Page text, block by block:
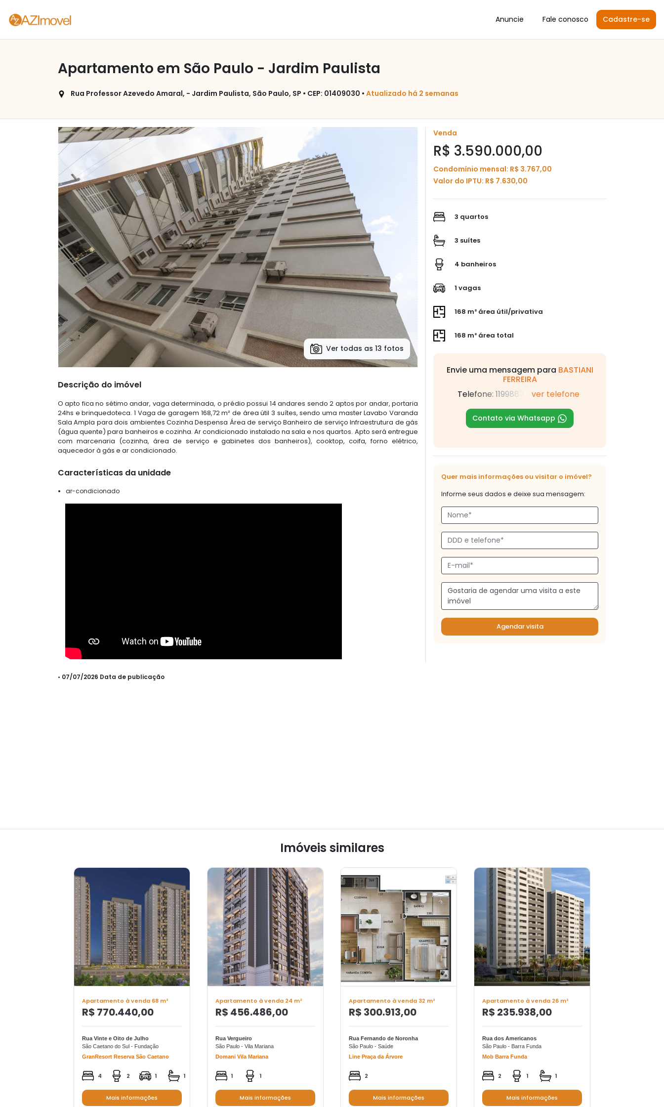
Anuncie Fale conosco Cadastre-se
Apartamento em São Paulo - Jardim Paulista
Rua Professor Azevedo Amaral, - Jardim Paulista, São Paulo, SP • CEP: 01409030 • Atualizado há 2 semanas
Ver todas as 13 fotos
Descrição do imóvel
O apto fica no sétimo andar, vaga determinada, o prédio possui 14 andares sendo 2 aptos por andar, portaria
24hs e brinquedoteca. 1 Vaga de garagem 168,72 m² de área útil 3 suítes, sendo uma master Lavabo Varanda
Sala Ampla para dois ambientes Cozinha Despensa Área de serviço Banheiro de serviço Infraestrutura de gás
(água quente) para banheiros e cozinha. Ar condicionado instalado na sala e nos quartos. Apto será entregue
com marcenaria (cozinha, área de serviço e gabinetes dos banheiros), cooktop, coifa, forno elétrico,
aquecedor à gás e ar condicionado.
Características da unidade
ar-condicionado
Venda
R$ 3.590.000,00
Condomínio mensal: R$ 3.767,00
Valor do IPTU: R$ 7.630,00
3 quartos
3 suítes
4 banheiros
1 vagas
168 m² área útil/privativa
168 m² área total
Envie uma mensagem para BASTIANI
FERREIRA
Telefone: 11998871
ver telefone
Contato via Whatsapp
Quer mais informações ou visitar o imóvel?
Informe seus dados e deixe sua mensagem:
Agendar visita
• 07/07/2026 Data de publicação
Imóveis similares
Apartamento à venda 68 m²
R$ 770.440,00
Rua Vinte e Oito de Julho
São Caetano do Sul - Fundação
GranResort Reserva São Caetano
4 2 1 1
Mais informações
Apartamento à venda 24 m²
R$ 456.486,00
Rua Vergueiro
São Paulo - Vila Mariana
Domani Vila Mariana
1 1
Mais informações
Apartamento à venda 32 m²
R$ 300.913,00
Rua Fernando de Noronha
São Paulo - Saúde
Line Praça da Árvore
2
Mais informações
Apartamento à venda 26 m²
R$ 235.938,00
Rua dos Americanos
São Paulo - Barra Funda
Mob Barra Funda
2 1 1
Mais informações